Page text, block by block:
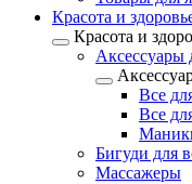
Красота и
Красота и
Аксессуары
Все
Все
Бигуди для
Массажеры